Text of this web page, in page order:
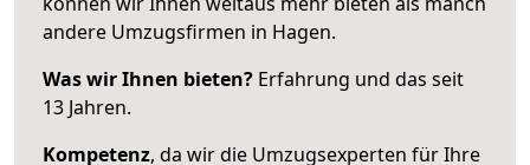
andere Umzugsfirmen in Hagen.
Was wir Ihnen bieten? Erfahrung und das seit
13 Jahren.
Kompetenz, da wir die Umzugsexperten für Ihre